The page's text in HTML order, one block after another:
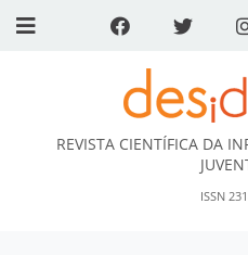
REVISTA CIENTÍFICA DA
ISSN